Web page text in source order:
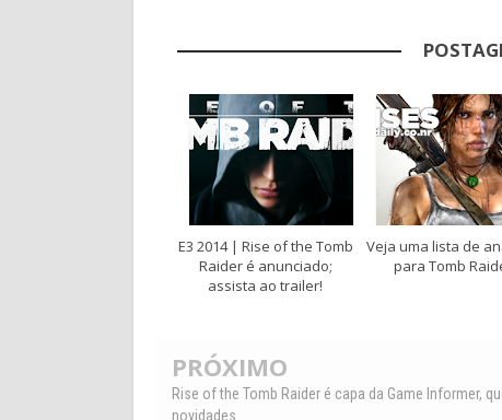
E3 2014 | Rise of the Tomb
Raider é anunciado;
assista ao trailer!
Veja uma lista de
para Tomb
PRÓXIMO
Rise of the Tomb Raider é capa da Game Informer,
novidades